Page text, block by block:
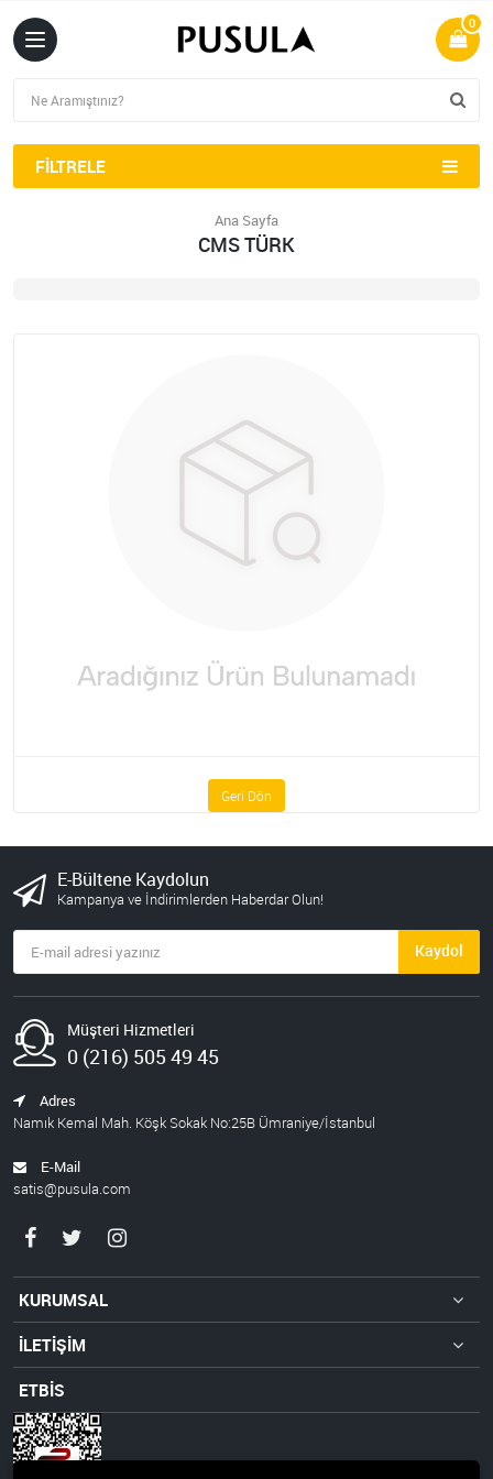
0
FILTRELE
Ana Sayfa
CMS TÜRK
Geri Dön
E-Bültene Kaydolun
Kampanya ve İndirimlerden Haberdar Olun!
Kaydol
Müşteri Hizmetleri
0 (216) 505 49 45
Adres
Namık Kemal Mah. Köşk Sokak No:25B Ümraniye/İstanbul
E-Mail
satis@pusula.com
KURUMSAL
İLETİŞİM
ETBİS